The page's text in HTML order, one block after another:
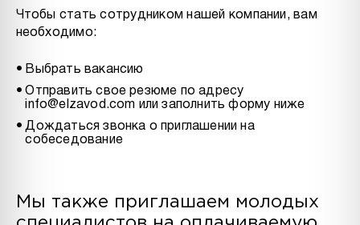
Чтобы стать сотрудником нашей компании, вам
необходимо:
Выбрать вакансию
Отправить свое резюме по адресу
info@elzavod.com или заполнить форму ниже
Дождаться звонка о приглашении на
собеседование
Мы также приглашаем молодых